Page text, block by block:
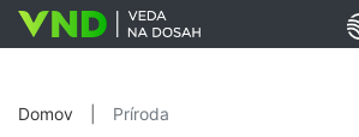
Domov Príroda